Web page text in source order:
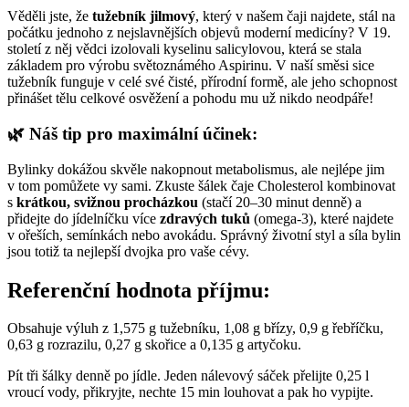
Věděli jste, že tužebník jilmový, který v našem čaji najdete, stál na
počátku jednoho z nejslavnějších objevů moderní medicíny? V 19.
století z něj vědci izolovali kyselinu salicylovou, která se stala
základem pro výrobu světoznámého Aspirinu. V naší směsi sice
tužebník funguje v celé své čisté, přírodní formě, ale jeho schopnost
přinášet tělu celkové osvěžení a pohodu mu už nikdo neodpáře!
🌿 Náš tip pro maximální účinek:
Bylinky dokážou skvěle nakopnout metabolismus, ale nejlépe jim
v tom pomůžete vy sami. Zkuste šálek čaje Cholesterol kombinovat
s krátkou, svižnou procházkou (stačí 20–30 minut denně) a
přidejte do jídelníčku více zdravých tuků (omega-3), které najdete
v ořeších, semínkách nebo avokádu. Správný životní styl a síla bylin
jsou totiž ta nejlepší dvojka pro vaše cévy.
Referenční hodnota příjmu:
Obsahuje výluh z 1,575 g tužebníku, 1,08 g břízy, 0,9 g řebříčku,
0,63 g rozrazilu, 0,27 g skořice a 0,135 g artyčoku.
Pít tři šálky denně po jídle. Jeden nálevový sáček přelijte 0,25 l
vroucí vody, přikryjte, nechte 15 min louhovat a pak ho vypijte.